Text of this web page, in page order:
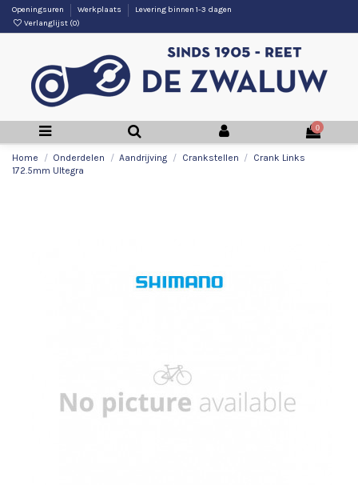
Openingsuren Werkplaats
Levering binnen 1-3 dagen
Verlanglijst (0)
0
Home Onderdelen Aandrijving Crankstellen
Crank Links
172.5mm Ultegra